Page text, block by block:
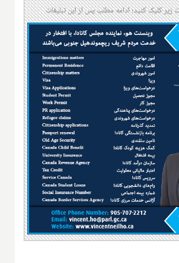
زیر کلیک کنید؛ ادامه مطلب پس از این تبلیغات